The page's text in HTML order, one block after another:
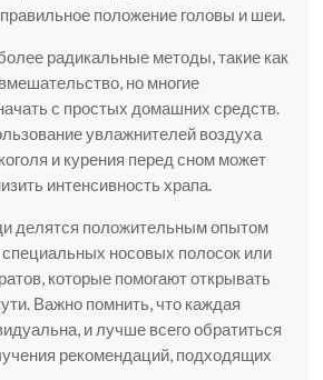
положение головы и шеи.
радикальные методы, такие как
но многие
с простых домашних средств.
увлажнителей воздуха
и курения перед сном может
интенсивность храпа.
делятся положительным опытом
носовых полосок или
которые помогают открывать
Важно помнить, что каждая
и лучше всего обратиться
рекомендаций, подходящих